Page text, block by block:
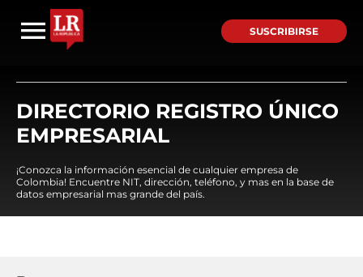
SUSCRIBIRSE
DIRECTORIO REGISTRO ÚNICO
EMPRESARIAL
¡Conozca la información esencial de cualquier empresa de
Colombia! Encuentre NIT, dirección, teléfono, y mas en la base de
datos empresarial mas grande del país.